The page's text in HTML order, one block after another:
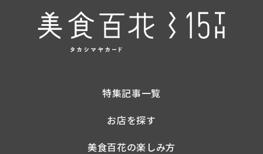
特集記事一覧
お店を探す
美食百花の楽しみ方